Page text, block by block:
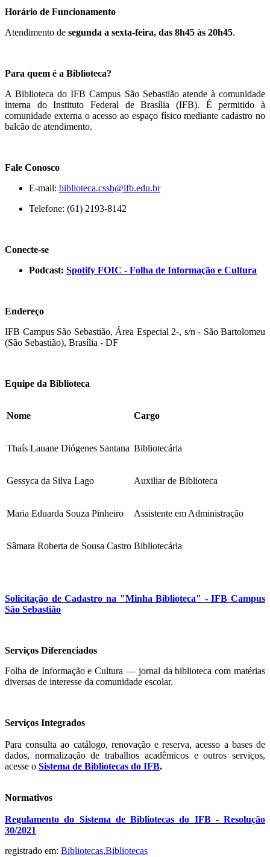
Horário de Funcionamento
Atendimento de segunda a sexta-feira, das 8h45 às 20h45.
Para quem é a Biblioteca?
A Biblioteca do IFB Campus São Sebastião atende à comunidade
interna do Instituto Federal de Brasília (IFB). É permitido à
comunidade externa o acesso ao espaço físico mediante cadastro no
balcão de atendimento.
Fale Conosco
E-mail: biblioteca.cssb@ifb.edu.br
Telefone: (61) 2193-8142
Conecte-se
Podcast: Spotify FOIC - Folha de Informação e Cultura
Endereço
IFB Campus São Sebastião, Área Especial 2-, s/n - São Bartolomeu
(São Sebastião), Brasília - DF
Equipe da Biblioteca
Nome Cargo
Thaís Lauane Diógenes Santana Bibliotecária
Gessyca da Silva Lago Auxiliar de Biblioteca
Maria Eduarda Souza Pinheiro Assistente em Administração
Sâmara Roberta de Sousa Castro Bibliotecária
Solicitação de Cadastro na "Minha Biblioteca" - IFB Campus
São Sebastião
Serviços Diferenciados
Folha de Informação e Cultura — jornal da biblioteca com matérias
diversas de interesse da comunidade escolar.
Serviços Integrados
Para consulta ao catálogo, renovação e reserva, acesso a bases de
dados, normalização de trabalhos acadêmicos e outros serviços,
acesse o Sistema de Bibliotecas do IFB.
Normativos
Regulamento do Sistema de Bibliotecas do IFB - Resolução
30/2021
registrado em: Bibliotecas,Bibliotecas